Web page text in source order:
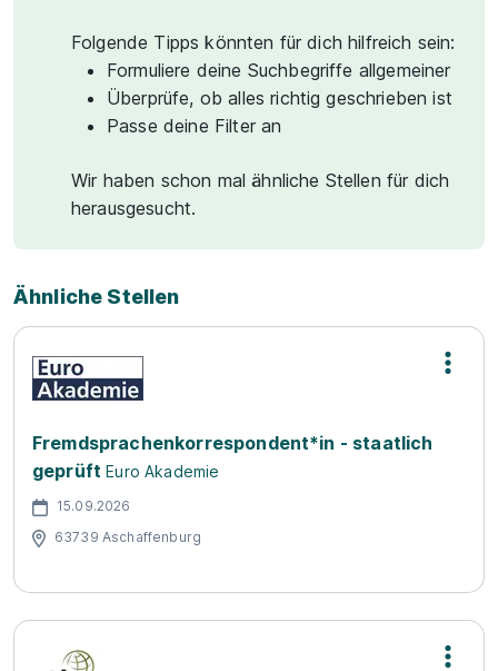
Folgende Tipps könnten für dich hilfreich sein:
Formuliere deine Suchbegriffe allgemeiner
Überprüfe, ob alles richtig geschrieben ist
Passe deine Filter an
Wir haben schon mal ähnliche Stellen für dich
herausgesucht.
Ähnliche Stellen
Fremdsprachenkorrespondent*in - staatlich
geprüft Euro Akademie
15.09.2026
63739 Aschaffenburg